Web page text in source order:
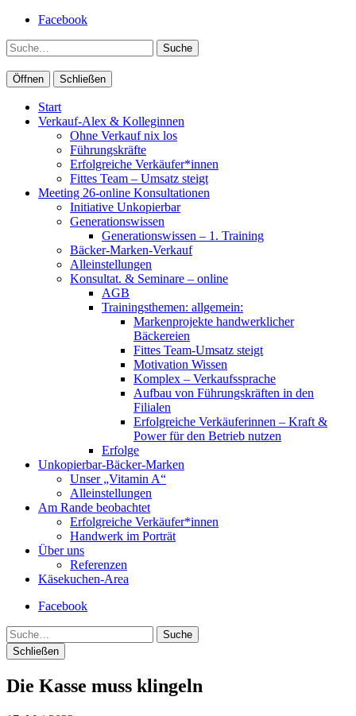
Facebook
Suche
Öffnen Schließen
Start
Verkauf-Alex & Kolleginnen
Ohne Verkauf nix los
Führungskräfte
Erfolgreiche Verkäufer*innen
Fittes Team – Umsatz steigt
Meeting 26-online Konsultationen
Initiative Unkopierbar
Generationswissen
Generationswissen – 1. Training
Bäcker-Marken-Verkauf
Alleinstellungen
Konsultat. & Seminare – online
AGB
Trainingsthemen: allgemein:
Markenprojekte handwerklicher
Bäckereien
Fittes Team-Umsatz steigt
Motivation Wissen
Komplex – Verkaufssprache
Aufbau von Führungskräften in den
Filialen
Erfolgreiche Verkäuferinnen – Kraft &
Power für den Betrieb nutzen
Erfolge
Unkopierbar-Bäcker-Marken
Unser „Vitamin A“
Alleinstellungen
Am Rande beobachtet
Erfolgreiche Verkäufer*innen
Handwerk im Porträt
Über uns
Referenzen
Käsekuchen-Area
Facebook
Suche
Schließen
Die Kasse muss klingeln